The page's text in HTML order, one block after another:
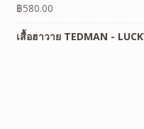
฿580.00
เสื้อฮาวาย TEDMAN -